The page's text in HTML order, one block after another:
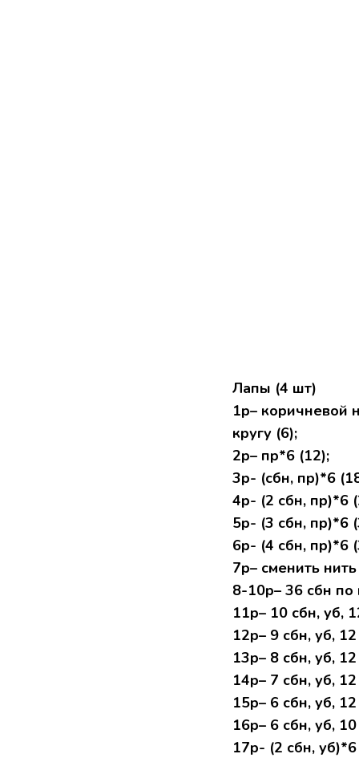
Лапы (4 шт)
1р– коричневой
кругу (6);
2р– пр*6 (12);
3р- (сбн, пр)*6
4р- (2 сбн, пр)*6
5р- (3 сбн, пр)*6
6р- (4 сбн, пр)*6
7р– сменить
8-10р– 36 сбн по
11р– 10 сбн, уб,
12р– 9 сбн, уб,
13р– 8 сбн, уб,
14р– 7 сбн, уб,
15р– 6 сбн, уб,
16р– 6 сбн, уб,
17р- (2 сбн,